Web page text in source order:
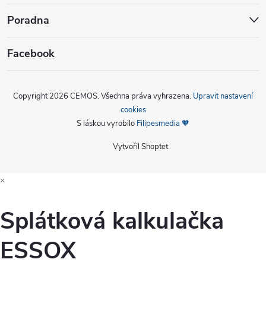
Poradna
Facebook
Vytvořil Shoptet
Copyright 2026 CEMOS. Všechna práva vyhrazena. Upravit nastavení
cookies
S láskou vyrobilo Filipesmedia 🧡
×
Splátková kalkulačka
ESSOX